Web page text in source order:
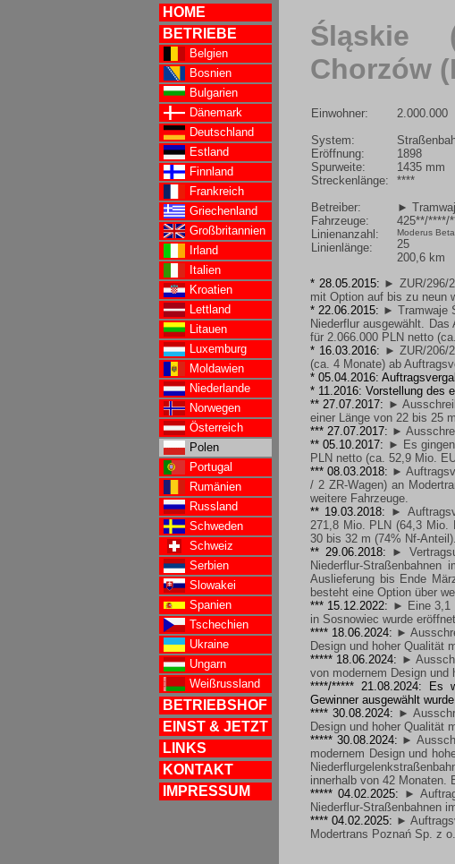
HOME
BETRIEBE
Belgien
Bosnien
Bulgarien
Dänemark
Deutschland
Estland
Finnland
Frankreich
Griechenland
Großbritannien
Irland
Italien
Kroatien
Lettland
Litauen
Luxemburg
Moldawien
Niederlande
Norwegen
Österreich
Polen
Portugal
Rumänien
Russland
Schweden
Schweiz
Serbien
Slowakei
Spanien
Tschechien
Ukraine
Ungarn
Weißrussland
BETRIEBSHOF
EINST & JETZT
LINKS
KONTAKT
IMPRESSUM
Śląskie
Chorzów
Einwohner:
System:
Eröffnung:
Spurweite:
Streckenlänge:
Betreiber:
Fahrzeuge:
Linienanzahl:
Linienlänge:
2.000.000
1898
1435 mm
****
►
425**/****/
Moderus
25
200,6 km
* 28.05.2015: ► ZUR/296/
mit Option auf bis zu neun
* 22.06.2015: ► Tramwaje
Niederflur ausgewählt.
für 2.066.000 PLN netto
* 16.03.2016: ► ZUR/206/
(ca. 4 Monate) ab
* 05.04.2016:
* 11.2016: Vorstellung des
** 27.07.2017: ►
einer Länge von 22 bis 25
*** 27.07.2017: ►
** 05.10.2017: ► Es
PLN netto (ca. 52,9 Mio.
*** 08.03.2018: ►
/ 2 ZR-Wagen) an
weitere Fahrzeuge.
** 19.03.2018: ►
271,8 Mio. PLN (64,3 Mio.
30 bis 32 m (74% Nf-Anteil).
** 29.06.2018: ►
Niederflur-
Auslieferung bis Ende
besteht eine Option über
*** 15.12.2022: ► Eine 3,1
in Sosnowiec wurde
**** 18.06.2024: ►
Design und hoher Qualität
***** 18.06.2024: ►
von modernem Design
****/***** 21.08.2024: Es
Gewinner ausgewählt
**** 30.08.2024: ►
Design und hoher Qualität
***** 30.08.2024: ►
modernem Design und
innerhalb von 42 Monaten.
***** 04.02.2025: ►
Niederflur-Straßenbahnen
**** 04.02.2025: ►
Modertrans Poznań Sp. z